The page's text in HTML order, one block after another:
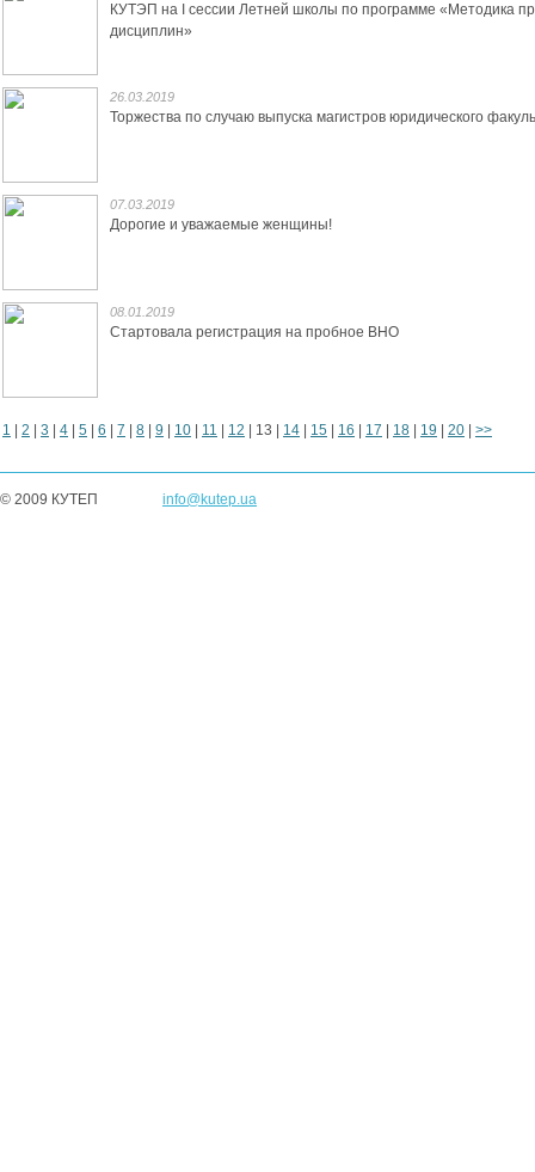
КУТЭП на I сессии Летней школы по программе «Методика
дисциплин»
26.03.2019
Торжества по случаю выпуска магистров юридического
07.03.2019
Дорогие и уважаемые женщины!
08.01.2019
Стартовала регистрация на пробное ВНО
1 2 3 4 5 6 7 8 9 10 11 12 13 14 15 16 17 18 19 20 >>
© 2009 КУТЕП info@kutep.ua